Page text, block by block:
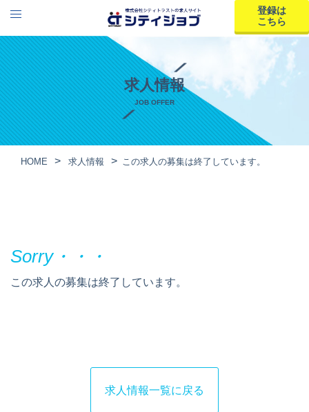
登録は
こちら
求人情報
JOB OFFER
HOME 求人情報 この求人の募集は終了しています。
この求人の募集は終了しています。
求人情報一覧に戻る